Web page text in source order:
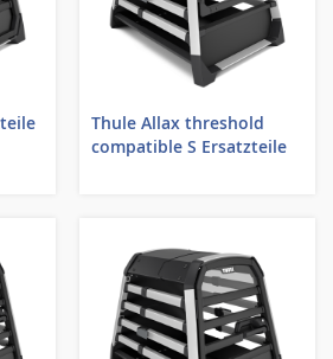
Thule Allax threshold
compatible S Ersatzteile